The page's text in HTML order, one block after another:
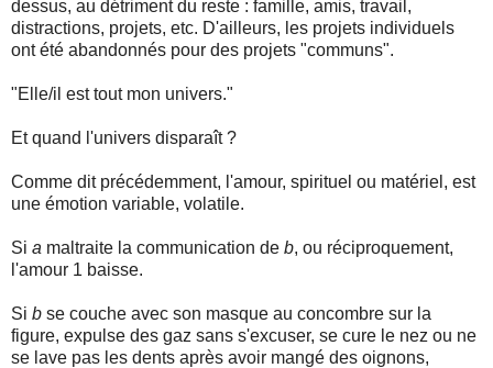
dessus, au détriment du reste : famille, amis, travail,
distractions, projets, etc. D'ailleurs, les projets individuels
ont été abandonnés pour des projets "communs".
"Elle/il est tout mon univers."
Et quand l'univers disparaît ?
Comme dit précédemment, l'amour, spirituel ou matériel, est
une émotion variable, volatile.
Si a maltraite la communication de b, ou réciproquement,
l'amour 1 baisse.
Si b se couche avec son masque au concombre sur la
figure, expulse des gaz sans s'excuser, se cure le nez ou ne
se lave pas les dents après avoir mangé des oignons,